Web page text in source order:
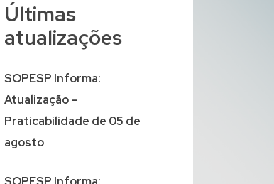
Últimas
atualizações
SOPESP Informa:
Atualização –
Praticabilidade de 05 de
agosto